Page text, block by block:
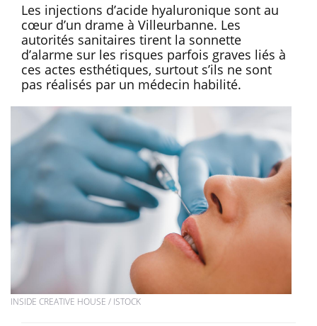
Les injections d’acide hyaluronique sont au
cœur d’un drame à Villeurbanne. Les
autorités sanitaires tirent la sonnette
d’alarme sur les risques parfois graves liés à
ces actes esthétiques, surtout s’ils ne sont
pas réalisés par un médecin habilité.
INSIDE CREATIVE HOUSE / ISTOCK